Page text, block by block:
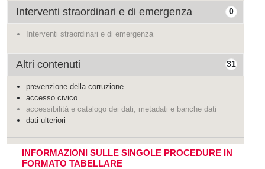
0
Interventi straordinari e di emergenza
Interventi straordinari e di emergenza
31
Altri contenuti
prevenzione della corruzione
accesso civico
accessibilità e catalogo dei dati, metadati e banche dati
dati ulteriori
INFORMAZIONI SULLE SINGOLE PROCEDURE IN
FORMATO TABELLARE